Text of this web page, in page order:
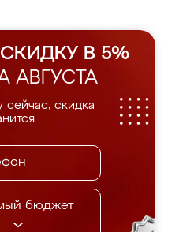
В 5%
АВГУСТА
сейчас, скидка
бюджет